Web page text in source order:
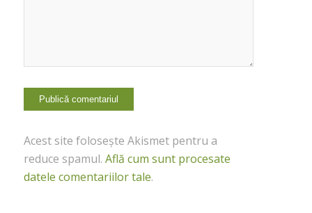
Acest site folosește Akismet pentru a
reduce spamul. Află cum sunt procesate
datele comentariilor tale.